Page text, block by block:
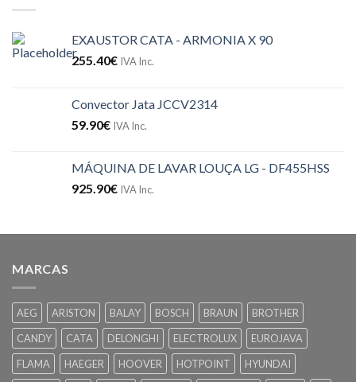
EXAUSTOR CATA - ARMONIA X 90
255.40€ IVA Inc.
Convector Jata JCCV2314
59.90€ IVA Inc.
MÁQUINA DE LAVAR LOUÇA LG - DF455HSS
925.90€ IVA Inc.
MARCAS
AEG ARISTON BALAY BOSCH BRAUN
BROTHER
CANDY
CATA DELONGHI ELECTROLUX
EUROJAVA
FLAMA
HAEGER HOOVER HOTPOINT
HYUNDAI